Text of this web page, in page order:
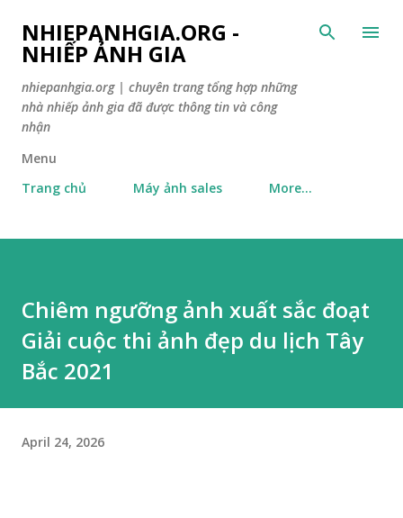
Skip to main content
NHIEPANHGIA.ORG -
NHIẾP ẢNH GIA
nhiepanhgia.org | chuyên trang tổng hợp những
nhà nhiếp ảnh gia đã được thông tin và công
nhận
Menu
Trang chủ
Máy ảnh sales More…
Chiêm ngưỡng ảnh xuất sắc đoạt
Giải cuộc thi ảnh đẹp du lịch Tây
Bắc 2021
April 24, 2026